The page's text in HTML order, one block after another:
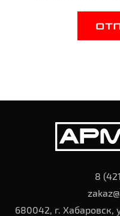
8
680042, г. Хабаровск,